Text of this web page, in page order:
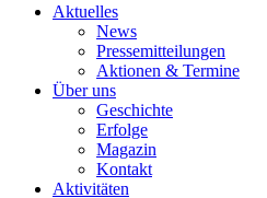
Aktuelles
News
Pressemitteilungen
Aktionen & Termine
Über uns
Geschichte
Erfolge
Magazin
Kontakt
Aktivitäten